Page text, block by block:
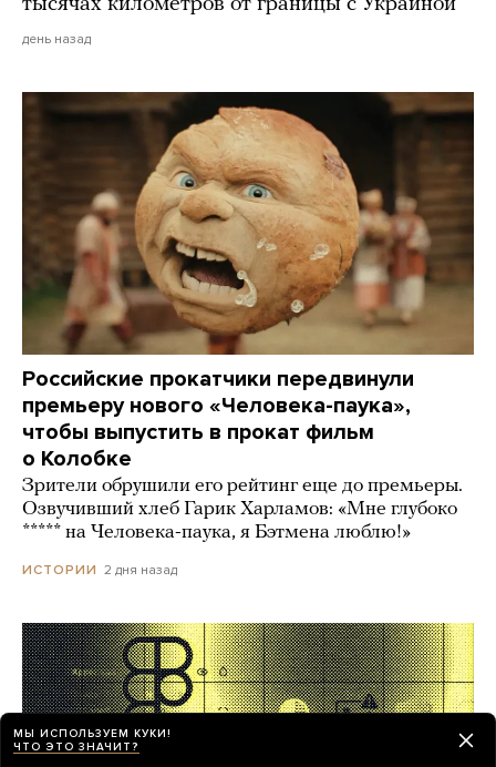
день назад
Российские прокатчики передвинули
премьеру нового «Человека-паука»,
чтобы выпустить в прокат фильм
о Колобке
Зрители обрушили его рейтинг еще до премьеры.
Озвучивший хлеб Гарик Харламов: «Мне глубоко
***** на Человека-паука, я Бэтмена люблю!»
ИСТОРИИ 2 дня назад
МЫ ИСПОЛЬЗУЕМ КУКИ!
ЧТО ЭТО ЗНАЧИТ?